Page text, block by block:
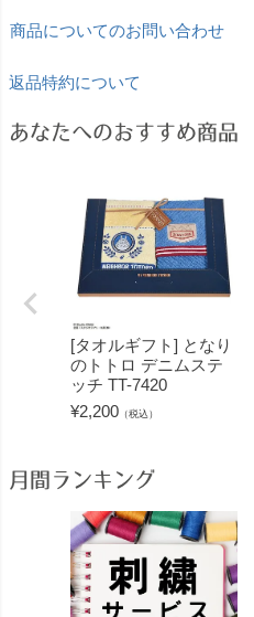
商品についてのお問い合わせ
返品特約について
あなたへのおすすめ商品
[タオルギフト] となり
のトトロ デニムステ
ッチ TT-7420
¥2,200 （税込）
月間ランキング